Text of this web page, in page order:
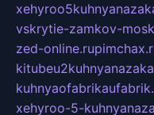
vskrytie-zamkov-
zed-online.ru
xehyroo-5-